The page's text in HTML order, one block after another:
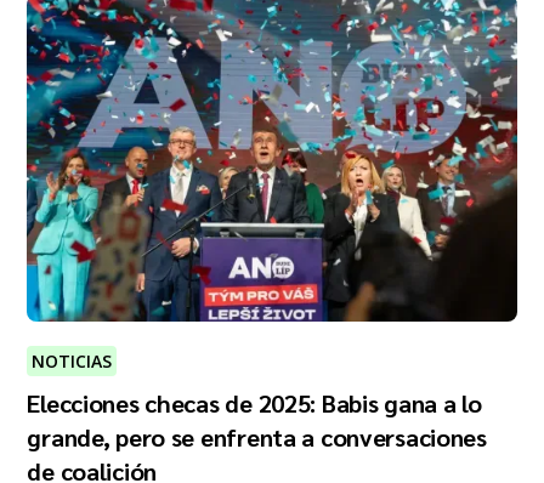
NOTICIAS
Elecciones checas de 2025: Babis gana a lo
grande, pero se enfrenta a conversaciones
de coalición